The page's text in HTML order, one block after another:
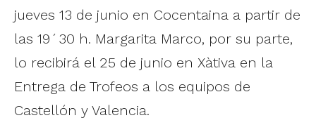
jueves 13 de junio en Cocentaina a partir de
las 19´30 h. Margarita Marco, por su parte,
lo recibirá el 25 de junio en Xàtiva en la
Entrega de Trofeos a los equipos de
Castellón y Valencia.